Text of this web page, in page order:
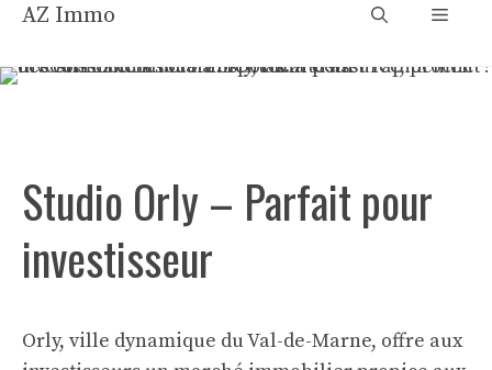
Aller
contenu
AZ Immo Menu
Studio Orly – Parfait pour
investisseur
Orly, ville dynamique du Val-de-Marne, offre aux